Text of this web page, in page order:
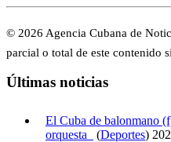
© 2026 Agencia Cubana de
parcial o total de este contenido
Últimas noticias
El Cuba de balonmano
orquesta
(Deportes)